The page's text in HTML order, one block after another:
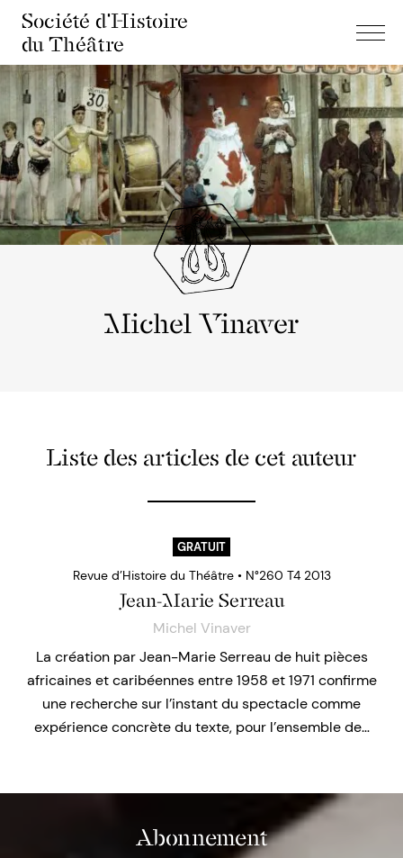
Société d'Histoire
du Théâtre
Michel Vinaver
Liste des articles de cet auteur
GRATUIT
Revue d’Histoire du Théâtre • N°260 T4 2013
Jean-Marie Serreau
Michel Vinaver
La création par Jean-Marie Serreau de huit pièces
africaines et caribéennes entre 1958 et 1971 confirme
une recherche sur l’instant du spectacle comme
expérience concrète du texte, pour l’ensemble de…
Abonnement